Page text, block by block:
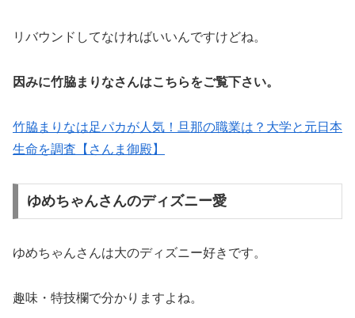
リバウンドしてなければいいんですけどね。
因みに竹脇まりなさんはこちらをご覧下さい。
竹脇まりなは足パカが人気！旦那の職業は？大学と元日本
生命を調査【さんま御殿】
ゆめちゃんさんのディズニー愛
ゆめちゃんさんは大のディズニー好きです。
趣味・特技欄で分かりますよね。